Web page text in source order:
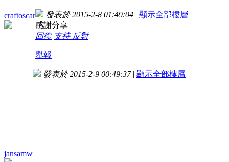
craftoscar 發表於 2015-2-8 01:49:04 | 顯示全部樓層
感謝分享
回復 支持 反對
舉報
jansamw
發表於 2015-2-9 00:49:37 | 顯示全部樓層